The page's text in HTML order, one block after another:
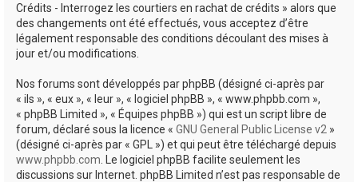
Crédits - Interrogez les courtiers en rachat de crédits » alors que
des changements ont été effectués, vous acceptez d’être
légalement responsable des conditions découlant des mises à
jour et/ou modifications.
Nos forums sont développés par phpBB (désigné ci-après par
« ils », « eux », « leur », « logiciel phpBB », « www.phpbb.com »,
« phpBB Limited », « Équipes phpBB ») qui est un script libre de
forum, déclaré sous la licence « GNU General Public License v2 »
(désigné ci-après par « GPL ») et qui peut être téléchargé depuis
www.phpbb.com . Le logiciel phpBB facilite seulement les
discussions sur Internet. phpBB Limited n’est pas responsable de